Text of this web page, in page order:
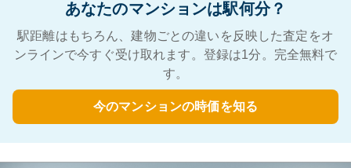
あなたのマンションは駅何分？
駅距離はもちろん、建物ごとの違いを反映した査定をオ
ンラインで今すぐ受け取れます。登録は1分。完全無料で
す。
今のマンションの時価を知る